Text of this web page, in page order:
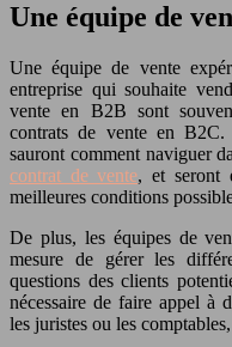
Une équipe de
Une équipe de vente
entreprise qui souhaite
vente en B2B sont
contrats de vente en B2C.
sauront comment naviguer
contrat de vente, et seront
meilleures conditions
De plus, les équipes de
mesure de gérer les
questions des clients
nécessaire de faire appel à
les juristes ou les